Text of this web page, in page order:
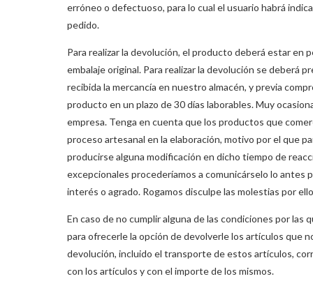
erróneo o defectuoso, para lo cual el usuario habrá
pedido.
Para realizar la devolución, el producto deberá estar
embalaje original. Para realizar la devolución se deberá
recibida la mercancía en nuestro almacén, y previa
producto en un plazo de 30 días laborables. Muy
empresa. Tenga en cuenta que los productos que
proceso artesanal en la elaboración, motivo por el que
producirse alguna modificación en dicho tiempo de
excepcionales procederíamos a comunicárselo lo antes
interés o agrado. Rogamos disculpe las molestias por
En caso de no cumplir alguna de las condiciones por
para ofrecerle la opción de devolverle los artículos que
devolución, incluido el transporte de estos artículos,
con los artículos y con el importe de los mismos.